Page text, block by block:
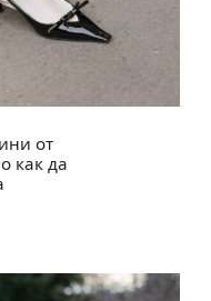
от
как да